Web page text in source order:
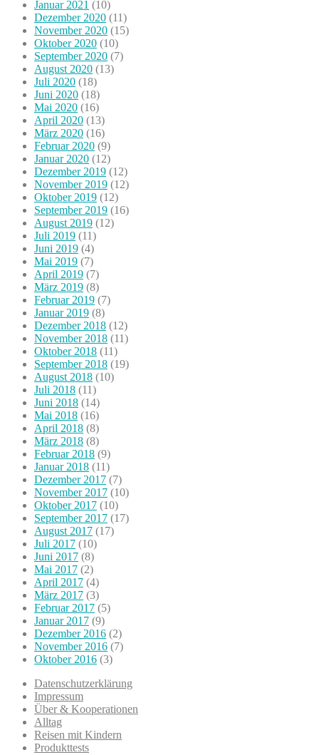
Januar 2021 (10)
Dezember 2020 (11)
November 2020 (15)
Oktober 2020 (10)
September 2020 (7)
August 2020 (13)
Juli 2020 (18)
Juni 2020 (18)
Mai 2020 (16)
April 2020 (13)
März 2020 (16)
Februar 2020 (9)
Januar 2020 (12)
Dezember 2019 (12)
November 2019 (12)
Oktober 2019 (12)
September 2019 (16)
August 2019 (12)
Juli 2019 (11)
Juni 2019 (4)
Mai 2019 (7)
April 2019 (7)
März 2019 (8)
Februar 2019 (7)
Januar 2019 (8)
Dezember 2018 (12)
November 2018 (11)
Oktober 2018 (11)
September 2018 (19)
August 2018 (10)
Juli 2018 (11)
Juni 2018 (14)
Mai 2018 (16)
April 2018 (8)
März 2018 (8)
Februar 2018 (9)
Januar 2018 (11)
Dezember 2017 (7)
November 2017 (10)
Oktober 2017 (10)
September 2017 (17)
August 2017 (17)
Juli 2017 (10)
Juni 2017 (8)
Mai 2017 (2)
April 2017 (4)
März 2017 (3)
Februar 2017 (5)
Januar 2017 (9)
Dezember 2016 (2)
November 2016 (7)
Oktober 2016 (3)
Datenschutzerklärung
Impressum
Über & Kooperationen
Alltag
Reisen mit Kindern
Produkttests